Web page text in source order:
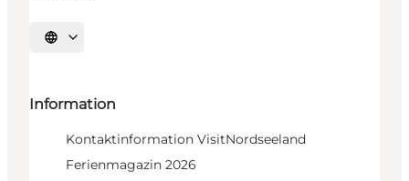
Sprache auswählen
Information
Kontaktinformation VisitNordseeland
Ferienmagazin 2026